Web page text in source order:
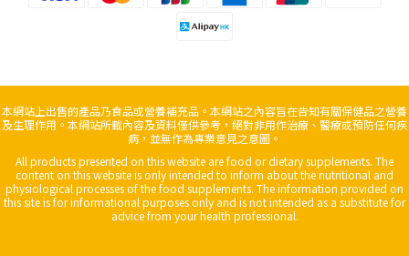
本網站上出售的產品乃食品或營養補充品。本網站之內容旨在告知有關保健品之營養
及生理作用。本網站所載內容及資料僅供參考，絕對非用作治療、醫療或預防任何疾
病，並無作為專業意見之意圖。
All products presented on this website are food or dietary supplements. The
content on this website is only intended to inform about the nutritional and
physiological processes of the food supplements. The information provided on
this site is for informational purposes only and is not intended as a substitute for
advice from your health professional.